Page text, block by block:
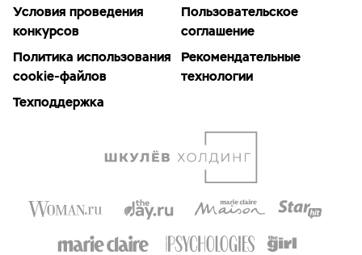
Условия проведения
конкурсов
Пользовательское
соглашение
Политика использования
cookie-файлов
Рекомендательные
технологии
Техподдержка